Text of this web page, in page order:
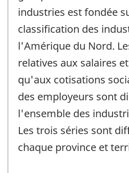
industries est fondée
classification des
l'Amérique du Nord.
relatives aux salaires
qu'aux cotisations
des employeurs sont
l'ensemble des
Les trois séries sont
chaque province et